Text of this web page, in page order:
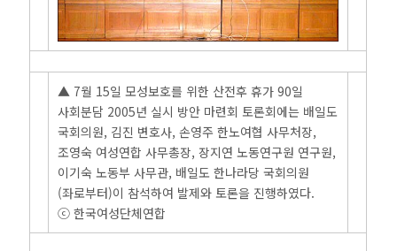
▲ 7월 15일 모성보호를 위한 산전후 휴가 90일
사회분담 2005년 실시 방안 마련회 토론회에는 배일도
국회의원, 김진 변호사, 손영주 한노여협 사무처장,
조영숙 여성연합 사무총장, 장지연 노동연구원 연구원,
이기숙 노동부 사무관, 배일도 한나라당 국회의원
(좌로부터)이 참석하여 발제와 토론을 진행하였다.
ⓒ 한국여성단체연합